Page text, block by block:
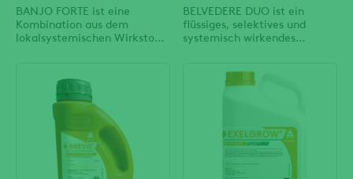
BANJO FORTE ist eine
Kombination aus dem
lokalsystemischen Wirkstoff
Dimethomorph und dem
Fluazinam. Dimethomorph ist
wirksam gegen alle
Entwicklungsstadien des
Pilzes, in denen aktives
Zellwachstum stattfindet.
Mit seiner speziellen Wirkung
ermöglicht Dimethomorph
BELVEDERE DUO ist ein
flüssiges, selektives und
systemisch wirkendes
Herbizid zur Bekämpfung
zweikeimblättriger Unkräuter
in Zucker- und Futterrüben im
und Ethofumesat liegen in
der Formulierung von
BELVEDERE DUO
mikrovermahlen vor. Dies